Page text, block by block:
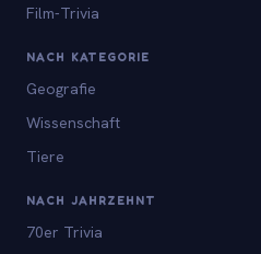
Film-Trivia
NACH KATEGORIE
Geografie
Wissenschaft
Tiere
NACH JAHRZEHNT
70er Trivia